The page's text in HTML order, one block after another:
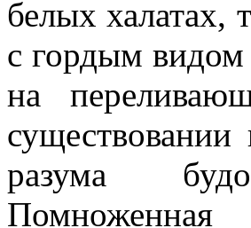
белых халатах,
с гордым
на
разума
Помноженная